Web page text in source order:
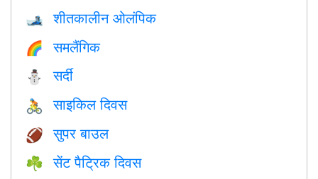
🎿 शीतकालीन ओलंपिक
🌈 समलैंगिक
⛄ सर्दी
🚴 साइकिल दिवस
🏈 सुपर बाउल
☘️ सेंट पैट्रिक दिवस